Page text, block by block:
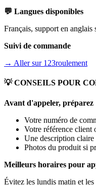
💬 Langues disponibles
Français, support en
Suivi de commande
→ Aller sur 123roulement
💡 CONSEILS POUR
Avant d'appeler, préparez
Votre numéro de
Votre référence client
Une description claire
Photos du produit si
Meilleurs horaires pour
Évitez les lundis matin et